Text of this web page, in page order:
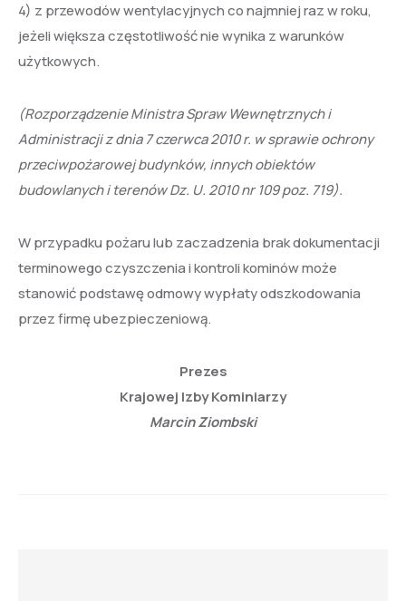
4) z przewodów wentylacyjnych co najmniej raz w roku,
jeżeli większa częstotliwość nie wynika z warunków
użytkowych.
(Rozporządzenie Ministra Spraw Wewnętrznych i
Administracji z dnia 7 czerwca 2010 r. w sprawie ochrony
przeciwpożarowej budynków, innych obiektów
budowlanych i terenów Dz. U. 2010 nr 109 poz. 719).
W przypadku pożaru lub zaczadzenia brak dokumentacji
terminowego czyszczenia i kontroli kominów może
stanowić podstawę odmowy wypłaty odszkodowania
przez firmę ubezpieczeniową.
Prezes
Krajowej Izby Kominiarzy
Marcin Ziombski